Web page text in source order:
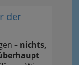
der
– nichts,